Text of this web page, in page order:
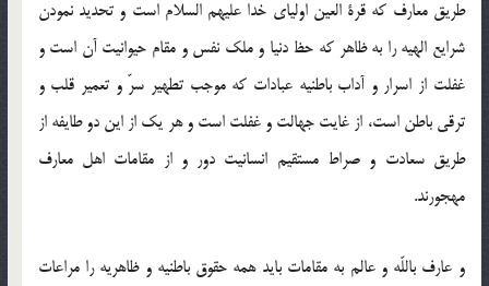
طريق معارف كه قرة العين اولياى خدا عليهم السلام است و تحديد نمودن
شرايع الهيه را به ظاهر كه حظ دنيا و ملك نفس و مقام حيوانيت آن است و
غفلت از اسرار و آداب باطنيه عبادات كه موجب تطهير سرّ و تعمير قلب و
ترقى باطن است، از غايت جهالت و غفلت است و هر يك از اين دو طايفه از
طريق سعادت و صراط مستقيم انسانيت دور و از مقامات اهل معارف
مهجورند.
و عارف باللّه و عالم به مقامات بايد همه حقوق باطنيه و ظاهريه را مراعات